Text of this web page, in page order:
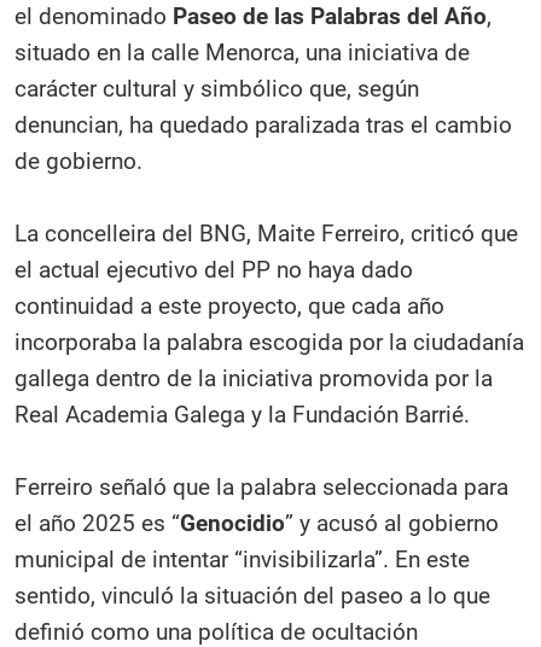
el denominado Paseo de las Palabras del Año,
situado en la calle Menorca, una iniciativa de
carácter cultural y simbólico que, según
denuncian, ha quedado paralizada tras el cambio
de gobierno.
La concelleira del BNG, Maite Ferreiro, criticó que
el actual ejecutivo del PP no haya dado
continuidad a este proyecto, que cada año
incorporaba la palabra escogida por la ciudadanía
gallega dentro de la iniciativa promovida por la
Real Academia Galega y la Fundación Barrié.
Ferreiro señaló que la palabra seleccionada para
el año 2025 es “Genocidio” y acusó al gobierno
municipal de intentar “invisibilizarla”. En este
sentido, vinculó la situación del paseo a lo que
definió como una política de ocultación